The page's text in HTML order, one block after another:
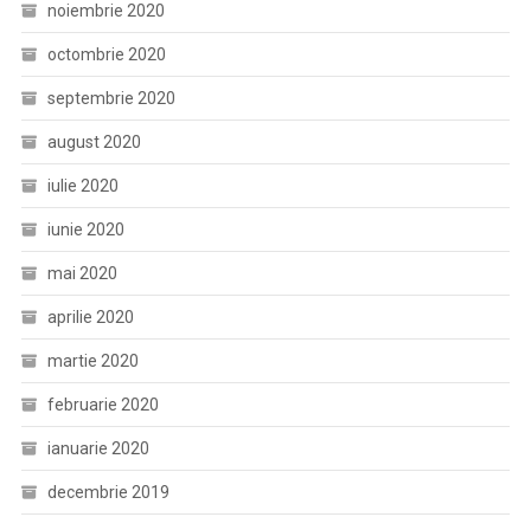
noiembrie 2020
octombrie 2020
septembrie 2020
august 2020
iulie 2020
iunie 2020
mai 2020
aprilie 2020
martie 2020
februarie 2020
ianuarie 2020
decembrie 2019